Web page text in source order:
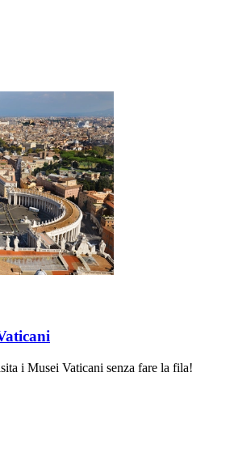
i Musei Vaticani senza fare la fila!